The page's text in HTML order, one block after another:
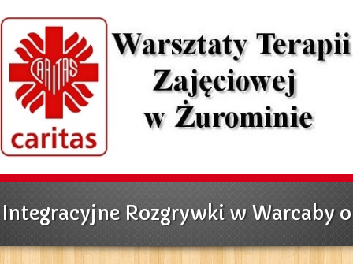
Integracyjne Rozgrywki w Warcaby o